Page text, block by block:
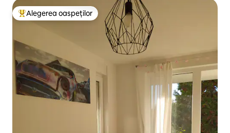
Locuință din topul categoriei Alegerea oaspeților
Alegerea oaspeților